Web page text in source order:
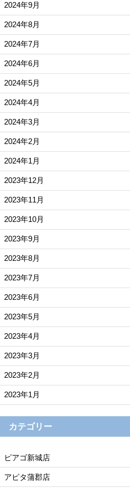
2024年9月
2024年8月
2024年7月
2024年6月
2024年5月
2024年4月
2024年3月
2024年2月
2024年1月
2023年12月
2023年11月
2023年10月
2023年9月
2023年8月
2023年7月
2023年6月
2023年5月
2023年4月
2023年3月
2023年2月
2023年1月
カテゴリー
ピアゴ新城店
アピタ蒲郡店